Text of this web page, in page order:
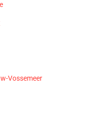
Vossemeer